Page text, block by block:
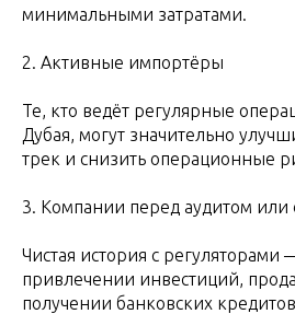
минимальными затратами.
2. Активные импортёры
Те, кто ведёт регулярные
Дубая, могут значительно
трек и снизить операционные
3. Компании перед аудитом или
Чистая история с регуляторами
привлечении инвестиций,
получении банковских